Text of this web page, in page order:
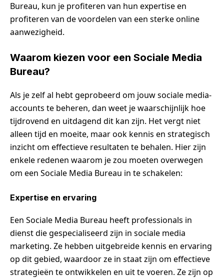
Bureau, kun je profiteren van hun expertise en
profiteren van de voordelen van een sterke online
aanwezigheid.
Waarom kiezen voor een Sociale Media
Bureau?
Als je zelf al hebt geprobeerd om jouw sociale media-
accounts te beheren, dan weet je waarschijnlijk hoe
tijdrovend en uitdagend dit kan zijn. Het vergt niet
alleen tijd en moeite, maar ook kennis en strategisch
inzicht om effectieve resultaten te behalen. Hier zijn
enkele redenen waarom je zou moeten overwegen
om een Sociale Media Bureau in te schakelen:
Expertise en ervaring
Een Sociale Media Bureau heeft professionals in
dienst die gespecialiseerd zijn in sociale media
marketing. Ze hebben uitgebreide kennis en ervaring
op dit gebied, waardoor ze in staat zijn om effectieve
strategieën te ontwikkelen en uit te voeren. Ze zijn op